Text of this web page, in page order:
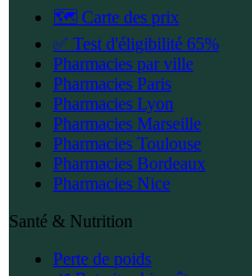
🗺️ Carte des prix
✅ Test d'éligibilité 65%
Pharmacies par ville
Pharmacies Paris
Pharmacies Lyon
Pharmacies Marseille
Pharmacies Toulouse
Pharmacies Bordeaux
Pharmacies Nice
Santé & Nutrition
Perte de poids